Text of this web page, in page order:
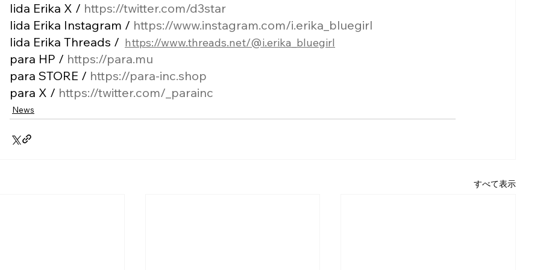
Iida Erika X / https://twitter.com/d3star
Iida Erika Instagram / https://www.instagram.com/i.erika_bluegirl
Iida Erika Threads / ⁠https://www.threads.net/@i.erika_bluegirl⁠
para HP / https://para.mu
para STORE / https://para-inc.shop
para X / https://twitter.com/_parainc
News
すべて表示